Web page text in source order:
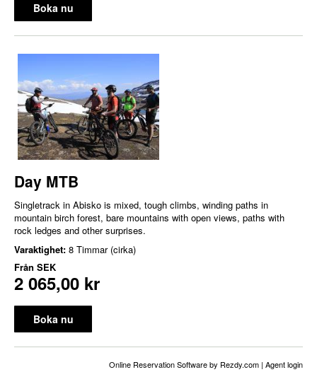
Boka nu
Day MTB
Singletrack in Abisko is mixed, tough climbs, winding paths in
mountain birch forest, bare mountains with open views, paths with
rock ledges and other surprises.
Varaktighet: 8 Timmar (cirka)
Från SEK
2 065,00 kr
Boka nu
Online Reservation Softwareby Rezdy.com | Agent login